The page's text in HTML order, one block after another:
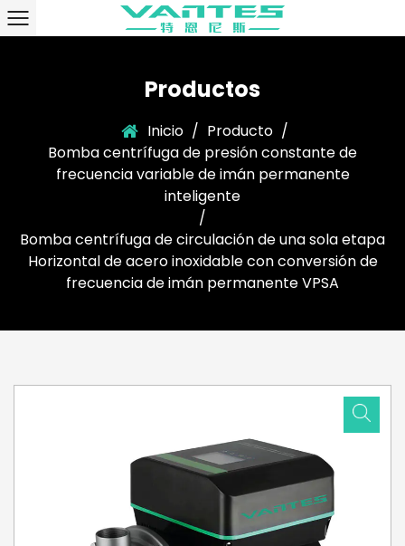
Productos
Inicio / Producto /
Bomba centrífuga de presión constante de
frecuencia variable de imán permanente
inteligente
/
Bomba centrífuga de circulación de una sola etapa
Horizontal de acero inoxidable con conversión de
frecuencia de imán permanente VPSA